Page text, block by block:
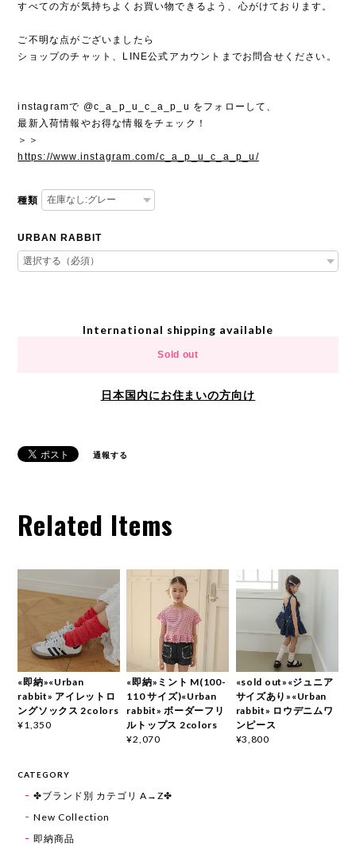
すべての方が気持ちよくお買い物できるよう、心がけております。
ご不明な点がございましたら
ショップのチャット、LINE公式アカウントまでお問合せください。
instagramで @c_a_p_u_c_a_p_u をフォローして、
最新入荷情報やお得な情報をチェック！
＞＞
https://www.instagram.com/c_a_p_u_c_a_p_u/
種類
URBAN RABBIT
International shipping available
Sold out
日本国内にお住まいの方向け
通報する
Related Items
«即納»«Urban
rabbit» アイレットロ
ングソックス 2colors
¥1,350
«即納»ミント M(100-
110 サイズ)«Urban
rabbit» ボーダーフリ
ルトップス 2colors
¥2,070
«sold out»«ジュニア
サイズあり»«Urban
rabbit» ロウデニムワ
ンピース
¥3,800
CATEGORY
✤ブランド別 カテゴリ A→Z✤
New Collection
即納商品